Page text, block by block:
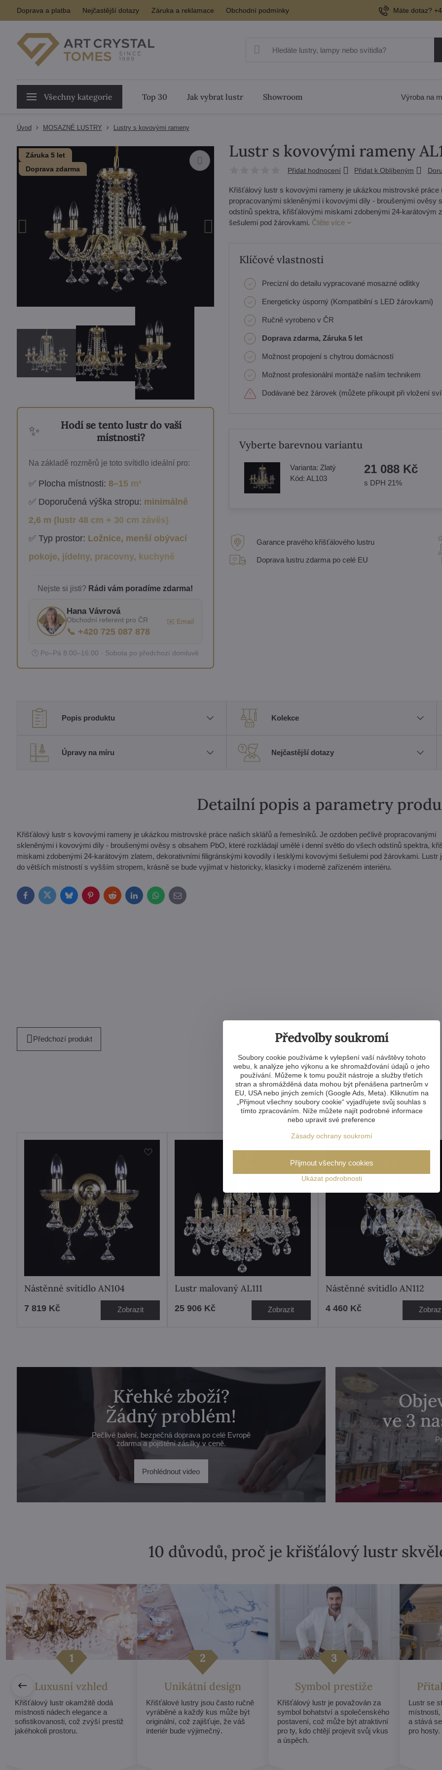
Doprava a platba Nejčastější dotazy Záruka a reklamace Obchodní podmínky Máte dotaz?
Všechny kategorie Top 30 Jak vybrat lustr Showroom Výroba na
Úvod MOSAZNÉ LUSTRY Lustry s kovovými rameny
Záruka 5 let
Doprava zdarma
✨
Hodí se tento lustr do vaší
místnosti?
Na základě rozměrů je toto svítidlo ideální pro:
✅ Plocha místnosti: 8–15 m²
✅ Doporučená výška stropu: minimálně
2,6 m (lustr 48 cm + 30 cm závěs)
✅ Typ prostor: Ložnice, menší obývací
pokoje, jídelny, pracovny, kuchyně
Nejste si jisti? Rádi vám poradíme zdarma!
Hana Vávrová
Obchodní referent pro ČR
📞 +420 725 087 878
✉️ Email
🕐 Po–Pá 8:00–16:00 · Sobota po předchozí domluvě
Lustr s kovovými rameny
Přidat hodnocení Přidat k Oblíbeným
Křišťálový lustr s kovovými rameny je ukázkou mistrovské
propracovanými skleněnými i kovovými díly - broušenými ověsy
odstínů spektra, křišťálovými miskami zdobenými 24-
šešulemi pod žárovkami. Čtěte více
Klíčové vlastnosti
Precizní do detailu vypracované mosazné odlitky
Energeticky úsporný (Kompatibilní s LED žárovkami)
Ručně vyrobeno v ČR
Doprava zdarma, Záruka 5 let
Možnost propojení s chytrou domácností
Možnost profesionální montáže naším technikem
Dodávané bez žárovek (můžete přikoupit při vložení
Vyberte barevnou variantu
Varianta: Zlatý
Kód: AL103
21 088 Kč
s DPH 21%
Garance pravého křišťálového lustru
Doprava lustru zdarma po celé EU
Popis produktu Kolekce
Úpravy na míru Nejčastější dotazy
Detailní popis a parametry
Křišťálový lustr s kovovými rameny je ukázkou mistrovské práce našich sklářů a řemeslníků. Je ozdoben pečlivě propracovanými
skleněnými i kovovými díly - broušenými ověsy s obsahem PbO, které rozkládají umělé i denní světlo do všech odstínů spektra,
miskami zdobenými 24-karátovým zlatem, dekorativními filigránskými kovodíly i lesklými kovovými šešulemi pod žárovkami. Lustr
do větších místností s vyšším stropem, krásně se bude vyjímat v historicky, klasicky i moderně zařízeném interiéru.
FacebookTwitterBlueskyPinterestRedditLinkedInWhatsApp
E-
mail
Předchozí produkt
Další produkty z kolekce
Nástěnné svítidlo AN104
7 819 Kč Zobrazit
Lustr malovaný AL111
25 906 Kč Zobrazit
Nástěnné svítidlo AN112
4 460 Kč
Křehké zboží?
Žádný problém!
Pečlivé balení, bezpečná doprava po celé Evropě
zdarma a pojištění zásilky v ceně.
Prohlédnout video
ve 3
10 důvodů, proč je křišťálový lustr
Luxusní vzhled
Křišťálový lustr okamžitě dodá
místnosti nádech elegance a
sofistikovanosti, což zvýší prestiž
jakéhokoli prostoru.
Unikátní design
Křišťálové lustry jsou často ručně
vyráběné a každý kus může být
originální, což zajišťuje, že váš
interiér bude výjimečný.
Symbol prestiže
Křišťálový lustr je považován za
symbol bohatství a společenského
postavení, což může být atraktivní
pro ty, kdo chtějí projevit svůj vkus
a úspěch.
Lustr se
místnosti,
a stává
pro hosty.
Předvolby soukromí
Soubory cookie používáme k vylepšení vaší návštěvy tohoto
webu, k analýze jeho výkonu a ke shromažďování údajů o jeho
používání. Můžeme k tomu použít nástroje a služby třetích
stran a shromážděná data mohou být přenášena partnerům v
EU, USA nebo jiných zemích (Google Ads, Meta). Kliknutím na
„Přijmout všechny soubory cookie“ vyjadřujete svůj souhlas s
tímto zpracováním. Níže můžete najít podrobné informace
nebo upravit své preference
Zásady ochrany soukromí
Ukázat podrobnosti
Přijmout všechny cookies